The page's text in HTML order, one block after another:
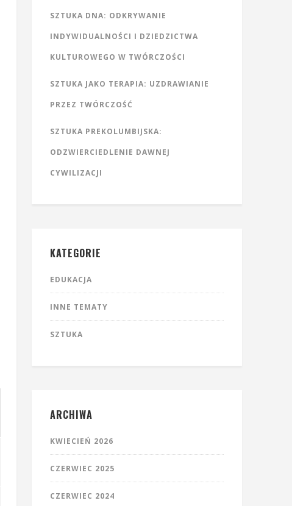
SZTUKA DNA: ODKRYWANIE
INDYWIDUALNOŚCI I DZIEDZICTWA
KULTUROWEGO W TWÓRCZOŚCI
SZTUKA JAKO TERAPIA: UZDRAWIANIE
PRZEZ TWÓRCZOŚĆ
SZTUKA PREKOLUMBIJSKA:
ODZWIERCIEDLENIE DAWNEJ
CYWILIZACJI
KATEGORIE
EDUKACJA
INNE TEMATY
SZTUKA
ARCHIWA
KWIECIEŃ 2026
CZERWIEC 2025
CZERWIEC 2024